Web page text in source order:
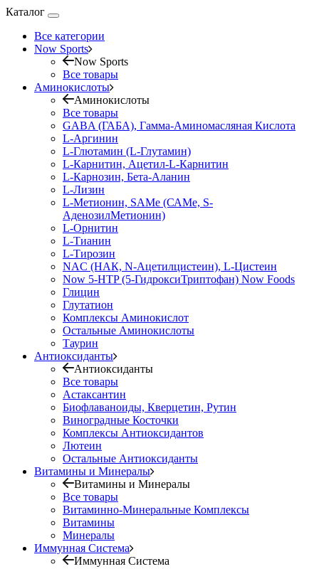
Каталог
Все категории
Now Sports
Now Sports
Все товары
Аминокислоты
Аминокислоты
Все товары
GABA (ГАБА), Гамма-Аминомасляная Кислота
L-Аргинин
L-Глютамин (L-Глутамин)
L-Карнитин, Ацетил-L-Карнитин
L-Карнозин, Бета-Аланин
L-Лизин
L-Метионин, SAMe (САМе, S-
АденозилМетионин)
L-Орнитин
L-Тианин
L-Тирозин
NAC (НАК, N-Ацетилцистеин), L-Цистеин
Now 5-HTP (5-ГидроксиТриптофан) Now Foods
Глицин
Глутатион
Комплексы Аминокислот
Остальные Аминокислоты
Таурин
Антиоксиданты
Антиоксиданты
Все товары
Астаксантин
Биофлаваноиды, Кверцетин, Рутин
Виноградные Косточки
Комплексы Антиоксидантов
Лютеин
Остальные Антиоксиданты
Витамины и Минералы
Витамины и Минералы
Все товары
Витаминно-Минеральные Комплексы
Витамины
Минералы
Иммунная Система
Иммунная Система